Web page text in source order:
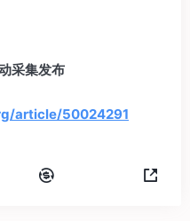
采集发布
article/50024291